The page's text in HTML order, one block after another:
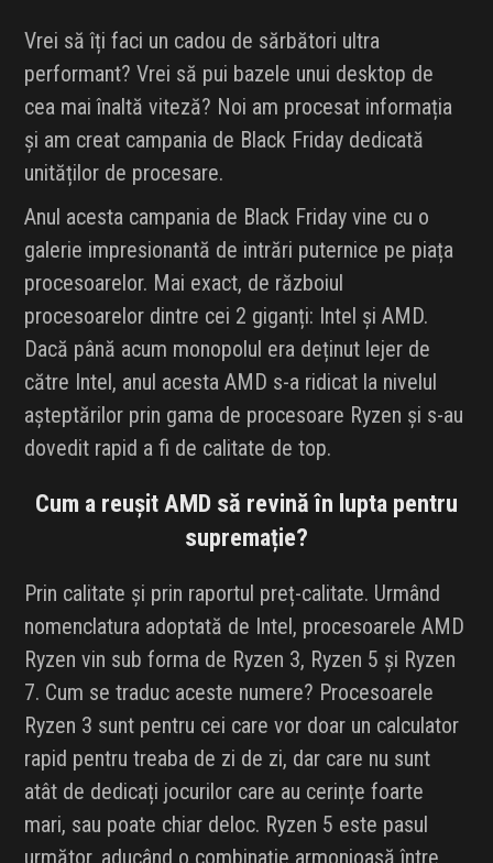
Vrei să îți faci un cadou de sărbători ultra
performant? Vrei să pui bazele unui desktop de
cea mai înaltă viteză? Noi am procesat informația
și am creat campania de Black Friday dedicată
unităților de procesare.
Anul acesta campania de Black Friday vine cu o
galerie impresionantă de intrări puternice pe piața
procesoarelor. Mai exact, de războiul
procesoarelor dintre cei 2 giganți: Intel și AMD.
Dacă până acum monopolul era deținut lejer de
către Intel, anul acesta AMD s-a ridicat la nivelul
așteptărilor prin gama de procesoare Ryzen și s-au
dovedit rapid a fi de calitate de top.
Cum a reușit AMD să revină în lupta pentru
supremație?
Prin calitate și prin raportul preț-calitate. Urmând
nomenclatura adoptată de Intel, procesoarele AMD
Ryzen vin sub forma de Ryzen 3, Ryzen 5 și Ryzen
7. Cum se traduc aceste numere? Procesoarele
Ryzen 3 sunt pentru cei care vor doar un calculator
rapid pentru treaba de zi de zi, dar care nu sunt
atât de dedicați jocurilor care au cerințe foarte
mari, sau poate chiar deloc. Ryzen 5 este pasul
următor, aducând o combinație armonioasă între